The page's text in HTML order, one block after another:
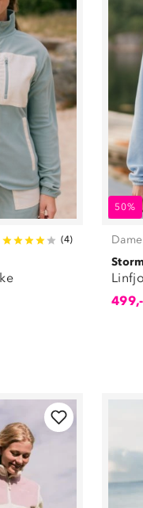
(4)
50%
Dame
499,-